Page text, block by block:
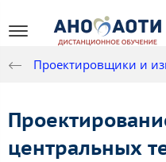
Проектировщики и
центральных